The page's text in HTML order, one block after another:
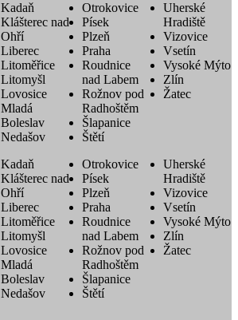
Kadaň
Klášterec nad
Ohří
Liberec
Litoměřice
Litomyšl
Lovosice
Mladá
Boleslav
Nedašov
Otrokovice
Písek
Plzeň
Praha
Roudnice
nad Labem
Rožnov pod
Radhoštěm
Šlapanice
Štětí
Uherské
Hradiště
Vizovice
Vsetín
Vysoké Mýto
Zlín
Žatec
Kadaň
Klášterec nad
Ohří
Liberec
Litoměřice
Litomyšl
Lovosice
Mladá
Boleslav
Nedašov
Otrokovice
Písek
Plzeň
Praha
Roudnice
nad Labem
Rožnov pod
Radhoštěm
Šlapanice
Štětí
Uherské
Hradiště
Vizovice
Vsetín
Vysoké Mýto
Zlín
Žatec